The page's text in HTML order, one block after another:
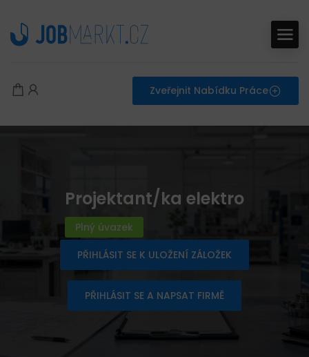
Zveřejnit Nabídku Práce
Projektant/ka elektro
Plný úvazek
PŘIHLÁSIT SE K ULOŽENÍ ZÁLOŽEK
PŘIHLÁSIT SE A NAPSAT FIRMĚ